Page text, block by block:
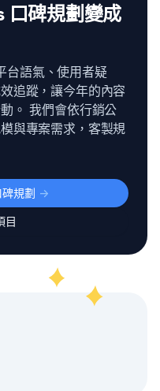
口碑規劃變成
台語氣、使用者疑
追蹤，讓今年的內容
。 我們會依行銷公
與專案需求，客製規
規劃 ->
目